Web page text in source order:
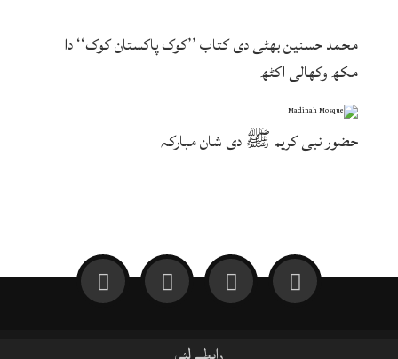
محمد حسنین بھٹی دی کتاب ’’کوک پاکستان کوک‘‘ دا
مکھ وکھالی اکٹھ
حضور نبی کریم ﷺ دی شان مبارکہ